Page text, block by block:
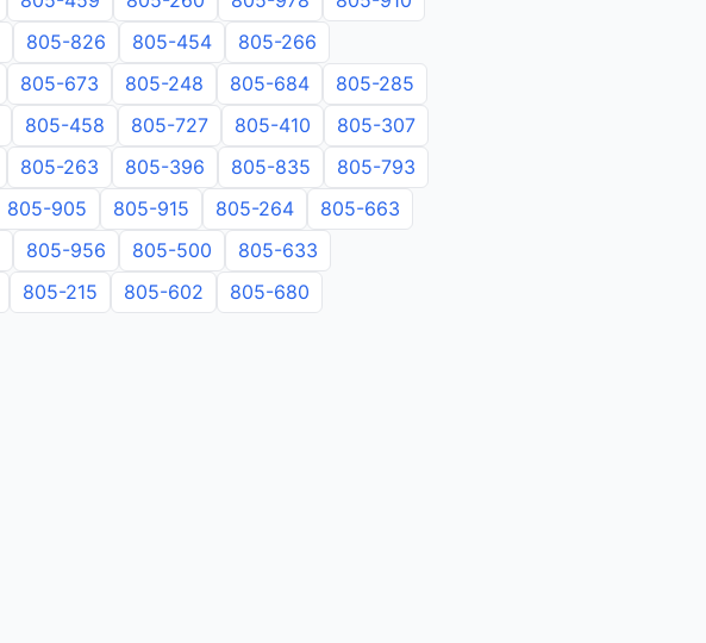
805-826 805-454
805-266
805-673 805-248 805-684
805-285
805-458 805-727 805-410
805-307
805-263 805-396 805-835
805-793
805-905 805-915 805-264
805-663
805-956 805-500
805-633
805-215 805-602 805-680